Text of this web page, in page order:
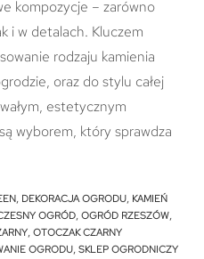
kompozycje – zarówno
i w detalach. Kluczem
rodzaju kamienia
oraz do stylu całej
estetycznym
wyborem, który sprawdza
, DEKORACJA OGRODU, KAMIEŃ
OGRÓD, OGRÓD RZESZÓW,
, OTOCZAK CZARNY
OGRODU, SKLEP OGRODNICZY